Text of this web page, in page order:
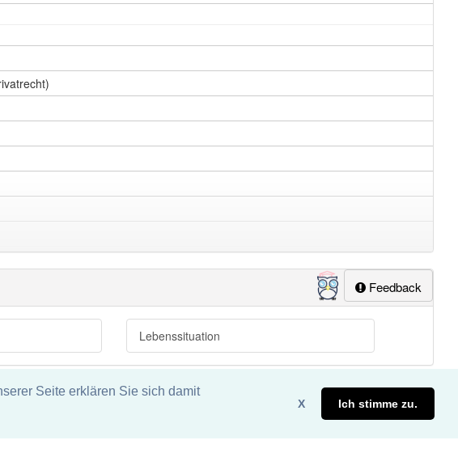
Seite erklären Sie sich damit
X Ich stimme zu.
Feedback
Lebenssituation
dieser Seite. DDDEasy 2024